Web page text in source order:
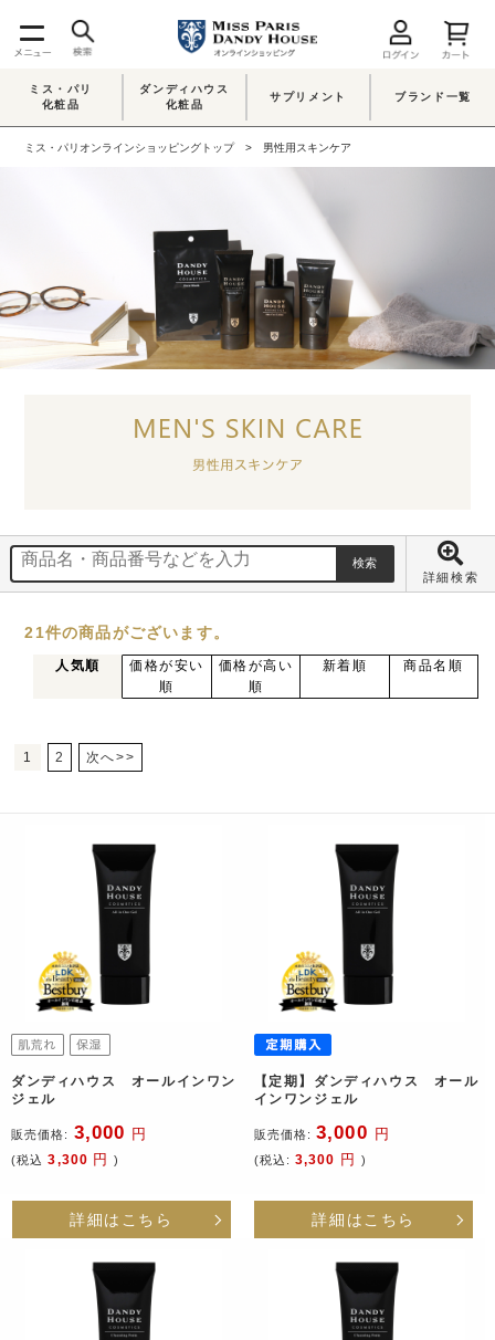
ミス・パリ
化粧品
ダンディハウス
化粧品
サプリメント ブランド一覧
ミス・パリオンラインショッピングトップ 男性用スキンケア
詳細検索
21件の商品がございます。
人気順
価格が安い
順
価格が高い
順
新着順 商品名順
1 2 次へ>>
ダンディハウス オールインワン
ジェル
販売価格: 3,000 円
(税込 3,300 円)
詳細はこちら
【定期】ダンディハウス オール
インワンジェル
販売価格: 3,000 円
(税込: 3,300 円 )
詳細はこちら